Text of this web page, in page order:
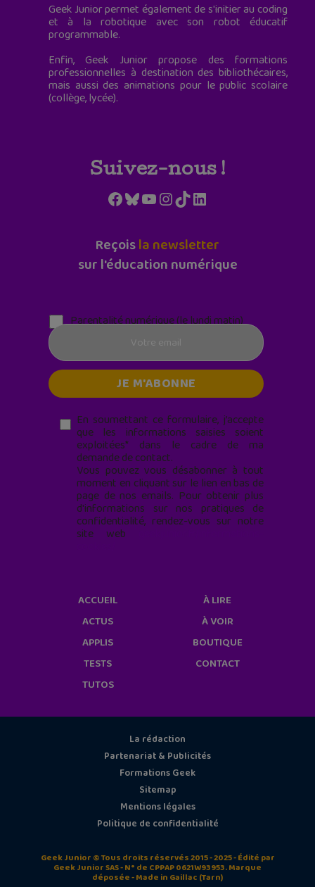
Geek Junior permet également de s'initier au coding
et à la robotique avec son robot éducatif
programmable.
Enfin, Geek Junior propose des formations
professionnelles à destination des bibliothécaires,
mais aussi des animations pour le public scolaire
(collège, lycée).
Suivez-nous !
Facebook
Bluesky
YouTube
Instagram
TikTokLinkedIn
Reçoisla newsletter
sur l'éducation numérique
Parentalité numérique (le lundi matin)
En soumettant ce formulaire, j’accepte
que les informations saisies soient
exploitées* dans le cadre de ma
demande de contact.
Vous pouvez vous désabonner à tout
moment en cliquant sur le lien en bas de
page de nos emails. Pour obtenir plus
d'informations sur nos pratiques de
confidentialité, rendez-vous sur notre
site web
ACCUEIL
ACTUS
APPLIS
TESTS
TUTOS
À LIRE
À VOIR
BOUTIQUE
CONTACT
La rédaction
Partenariat & Publicités
Formations Geek
Sitemap
Mentions légales
Politique de confidentialité
Geek Junior © Tous droits réservés 2015 - 2025 - Édité par
Geek Junior SAS - N° de CPPAP 0621W93953. Marque
déposée - Made in Gaillac (Tarn)